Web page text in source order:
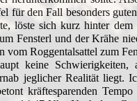
für den Fall besonders guten
löste sich kurz hinter
Fensterl und der Krähe
Roggentalsattel zum
keine Schwierigkeiten,
jeglicher Realität liegt.
kräftesparenden